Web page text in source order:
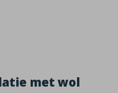
met wol